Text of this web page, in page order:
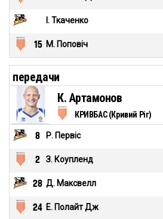
І. Ткаченко
15 М. Поповіч
передачи
КРИВБАС (Кривий Ріг)
К. Артамонов
8 Р. Первіс
2 З. Коупленд
28 Д. Максвелл
24 Е. Полайт Дж